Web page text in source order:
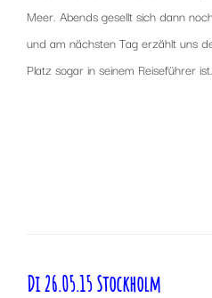
Meer. Abends gesellt sich dann
und am nächsten Tag erzählt uns
Platz sogar in seinem Reiseführer ist.
Di 26.05.15 Stockholm